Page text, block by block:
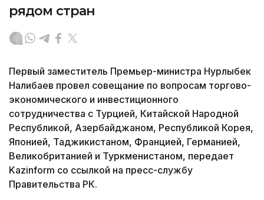
рядом стран
Первый заместитель Премьер-министра Нурлыбек
Налибаев провел совещание по вопросам торгово-
экономического и инвестиционного
сотрудничества с Турцией, Китайской Народной
Республикой, Азербайджаном, Республикой Корея,
Японией, Таджикистаном, Францией, Германией,
Великобританией и Туркменистаном, передает
Kazinform со ссылкой на пресс-службу
Правительства РК.